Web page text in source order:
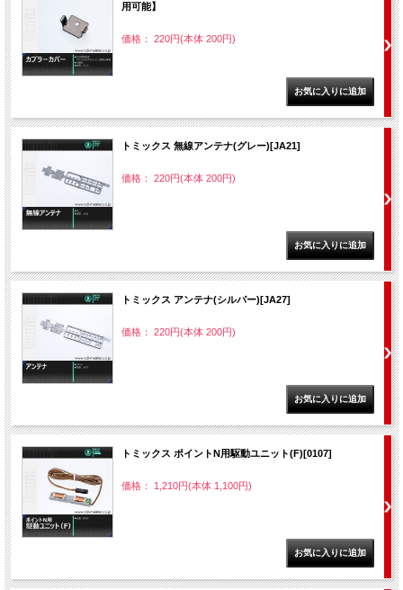
用可能】
価格： 220円(本体 200円)
トミックス 無線アンテナ(グレー)[JA21]
価格： 220円(本体 200円)
トミックス アンテナ(シルバー)[JA27]
価格： 220円(本体 200円)
トミックス ポイントN用駆動ユニット(F)[0107]
価格： 1,210円(本体 1,100円)